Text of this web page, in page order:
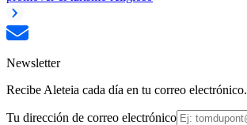
Newsletter
Recibe Aleteia cada día en tu correo electrónico.
Tu dirección de correo electrónico